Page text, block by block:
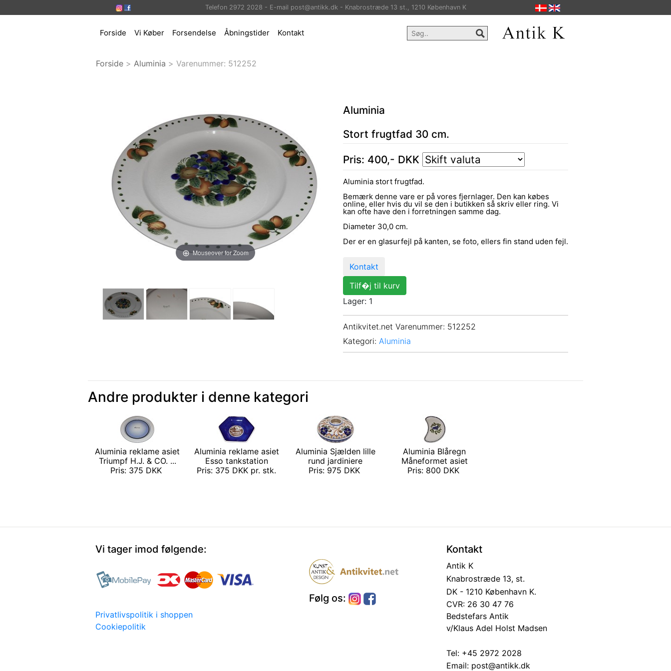
Telefon 2972 2028 - E-mail post@antikk.dk - Knabrostræde 13 st., 1210 København K
Forside Vi Køber Forsendelse Åbningstider Kontakt
Forside > Aluminia > Varenummer: 512252
Mouseover for Zoom
Aluminia
Stort frugtfad 30 cm.
Pris: 400,- DKK
Aluminia stort frugtfad.
Bemærk denne vare er på vores fjernlager. Den kan købes
online, eller hvis du vil se den i butikken så skriv eller ring. Vi
kan ofte have den i forretningen samme dag.
Diameter 30,0 cm.
Der er en glasurfejl på kanten, se foto, ellers fin stand uden fejl.
Kontakt
Tilf�j til kurv
Lager: 1
Antikvitet.net Varenummer: 512252
Kategori: Aluminia
Andre produkter i denne kategori
Aluminia reklame asiet
Triumpf H.J. & CO. ...
Pris: 375 DKK
Aluminia reklame asiet
Esso tankstation
Pris: 375 DKK pr. stk.
Aluminia Sjælden lille
rund jardiniere
Pris: 975 DKK
Aluminia Blåregn
Måneformet asiet
Pris: 800 DKK
Vi tager imod følgende:
Privatlivspolitik i shoppen
Cookiepolitik
Følg os:
Kontakt
Antik K
Knabrostræde 13, st.
DK - 1210 København K.
CVR: 26 30 47 76
Bedstefars Antik
v/Klaus Adel Holst Madsen
Tel: +45 2972 2028
Email:post@antikk.dk